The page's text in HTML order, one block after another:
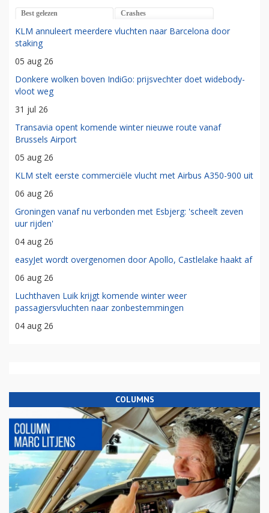
Best gelezen Crashes
KLM annuleert meerdere vluchten naar Barcelona door
staking
05 aug 26
Donkere wolken boven IndiGo: prijsvechter doet widebody-
vloot weg
31 jul 26
Transavia opent komende winter nieuwe route vanaf
Brussels Airport
05 aug 26
KLM stelt eerste commerciële vlucht met Airbus A350-900 uit
06 aug 26
Groningen vanaf nu verbonden met Esbjerg: 'scheelt zeven
uur rijden'
04 aug 26
easyJet wordt overgenomen door Apollo, Castlelake haakt af
06 aug 26
Luchthaven Luik krijgt komende winter weer
passagiersvluchten naar zonbestemmingen
04 aug 26
COLUMNS